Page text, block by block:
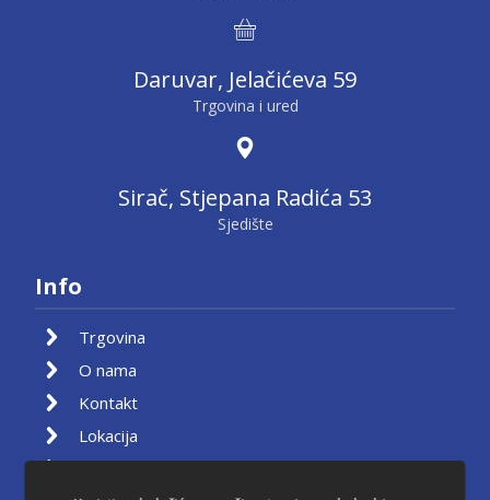
Daruvar, Jelačićeva 59
Trgovina i ured
Sirač, Stjepana Radića 53
Sjedište
Info
Trgovina
O nama
Kontakt
Lokacija